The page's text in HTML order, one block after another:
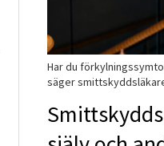
Har du
säger